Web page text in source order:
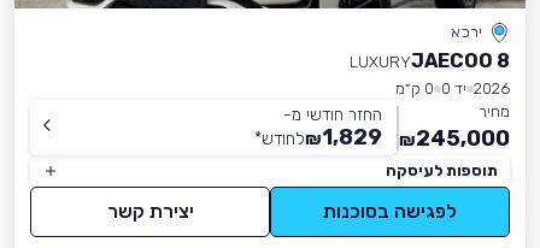
ירכא
JAECOO 8
LUXURY
2026 יד 0
0 ק״מ
מחיר
245,000
₪
החזר חודשי מ-
1,829
₪לחודש*
תוספות לעיסקה
לפגישה בסוכנות יצירת קשר